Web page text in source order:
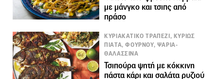
με μάνγκο και τσιπς από
πράσο
ΚΥΡΙΑΚΑΤΙΚΟ ΤΡΑΠΕΖΙ, ΚΥΡΙΩΣ
ΠΙΑΤΑ, ΦΟΥΡΝΟΥ, ΨΑΡΙΑ-
ΘΑΛΑΣΣΙΝΑ
Τσιπούρα ψητή με κόκκινη
πάστα κάρι και σαλάτα ρυζιού